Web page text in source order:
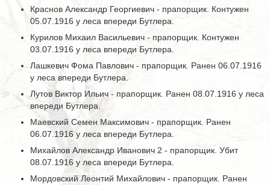
Краснов Александр Георгиевич - прапорщик. Контужен
05.07.1916 у леса впереди Бутлера.
Курилов Михаил Васильевич - прапорщик. Контужен
03.07.1916 у леса впереди Бутлера.
Лашкевич Фома Павлович - прапорщик. Ранен 06.07.1916
у леса впереди Бутлера.
Лутов Виктор Ильич - прапорщик. Ранен 08.07.1916 у леса
впереди Бутлера.
Маевский Семен Максимович - прапорщик. Ранен
06.07.1916 у леса впереди Бутлера.
Михайлов Александр Иванович 2 - прапорщик. Убит
08.07.1916 у леса впереди Бутлера.
Мордовский Леонтий Михайлович - прапорщик. Ранен